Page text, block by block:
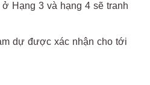
Hạng 3 và hạng 4 sẽ tranh
dự được xác nhận cho tới